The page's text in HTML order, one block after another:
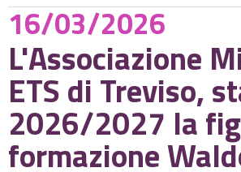
16/03/2026
L'Associazione
ETS di Treviso,
2026/2027 la
formazione